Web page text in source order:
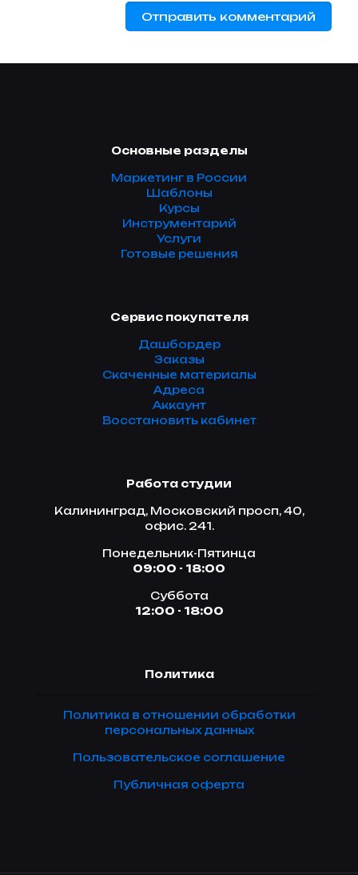
Основные разделы
Маркетинг в России
Шаблоны
Курсы
Инструментарий
Услуги
Готовые решения
Сервис покупателя
Дашбордер
Заказы
Скаченные материалы
Адреса
Аккаунт
Восстановить кабинет
Работа студии
Калининград, Московский просп, 40,
офис. 241.
Понедельник-Пятинца
09:00 - 18:00
Суббота
12:00 - 18:00
Политика
Политика в отношении обработки
персональных данных
Пользовательское соглашение
Публичная оферта